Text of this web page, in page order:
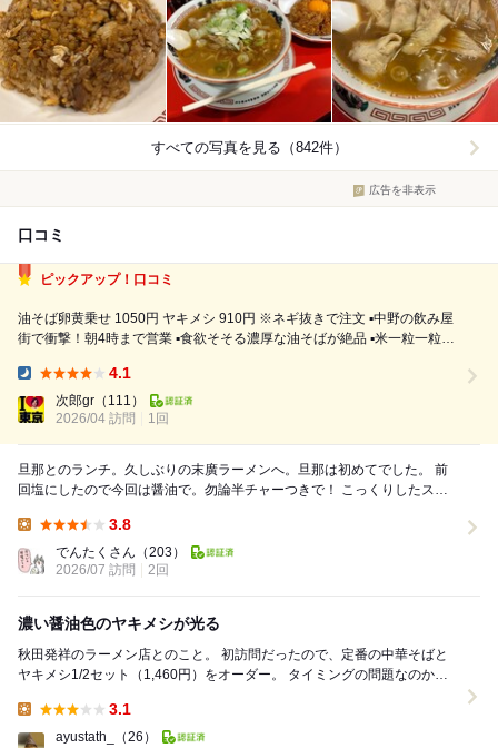
すべての写真を見る（842件）
広告を非表示
口コミ
ピックアップ！口コミ
油そば卵黄乗せ 1050円 ヤキメシ 910円 ※ネギ抜きで注文 ▪️中野の飲み屋
街で衝撃！朝4時まで営業 ▪️食欲そそる濃厚な油そばが絶品 ▪️米一粒一粒が
4.1
次郎gr （111）
2026/04 訪問
1回
旦那とのランチ。久しぶりの末廣ラーメンへ。旦那は初めてでした。 前
回塩にしたので今回は醤油で。勿論半チャーつきで！ こっくりしたスー
3.8
でんたくさん （203）
2026/07 訪問
2回
濃い醤油色のヤキメシが光る
秋田発祥のラーメン店とのこと。 初訪問だったので、定番の中華そばと
ヤキメシ1/2セット（1,460円）をオーダー。 タイミングの問題なのか、
3.1
ayustath_
（26）